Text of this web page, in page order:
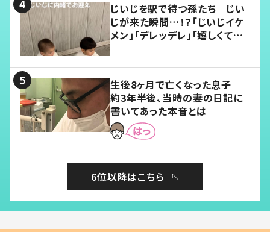
じいじを駅で待つ孫たち じい
じが来た瞬間…！？「じいじイケ
メン」「デレッデレ」「嬉しくて可
生後8ヶ月で亡くなった息子
約3年半後、当時の妻の日記に
書いてあった本音とは
6位以降はこちら